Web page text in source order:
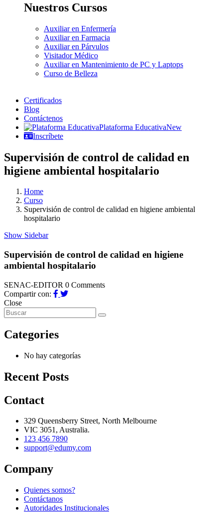
Nuestros Cursos
Auxiliar en Enfermería
Auxiliar en Farmacia
Auxiliar en Párvulos
Visitador Médico
Auxiliar en Mantenimiento de PC y Laptops
Curso de Belleza
Certificados
Blog
Contáctenos
Plataforma EducativaNew
Inscríbete
Supervisión de control de calidad en
higiene ambiental hospitalario
Home
Curso
Supervisión de control de calidad en higiene ambiental
hospitalario
Show Sidebar
Supervisión de control de calidad en higiene
ambiental hospitalario
SENAC-EDITOR 0 Comments
Compartir con:
Close
Categories
No hay categorías
Recent Posts
Contact
329 Queensberry Street, North Melbourne
VIC 3051, Australia.
123 456 7890
support@edumy.com
Company
Quienes somos?
Contáctanos
Autoridades Institucionales